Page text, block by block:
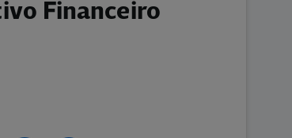
Financeiro